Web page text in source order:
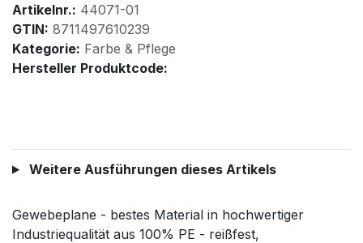
Artikelnr.: 44071-01
GTIN: 8711497610239
Kategorie: Farbe & Pflege
Hersteller Produktcode:
Weitere Ausführungen dieses Artikels
Gewebeplane - bestes Material in hochwertiger
Industriequalität aus 100% PE - reißfest,